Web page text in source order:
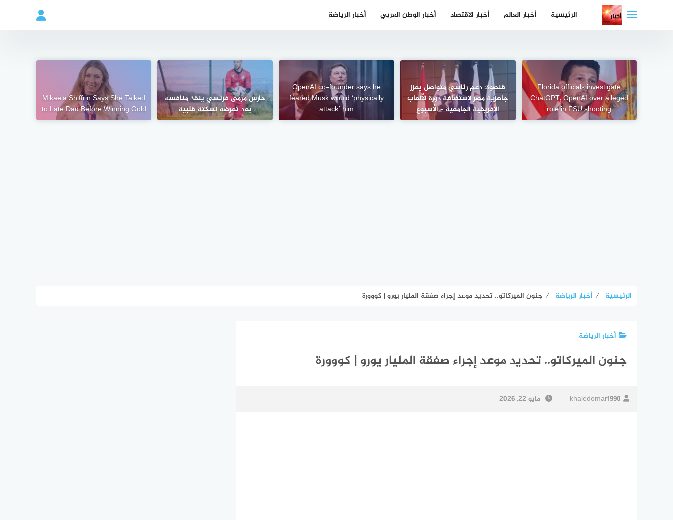
الرئيسية أخبار العالم أخبار الاقتصاد أخبار الوطن العربي أخبار الرياضة
Florida officials investigate
ChatGPT, OpenAI over alleged
role in FSU shooting
قنصوة: دعم رئاسي متواصل يعزز
جاهزية مصر لاستضافة دورة الألعاب
الإفريقية الجامعية – الأسبوع
OpenAI co-founder says he
feared Musk would ‘physically
attack’ him
حارس مرمى فرنسي ينقذ منافسه
بعد تعرضه لسكتة قلبية
Mikaela Shiffrin Says She Talked
to Late Dad Before Winning Gold
الرئيسية ⁄ أخبار الرياضة ⁄ جنون الميركاتو.. تحديد موعد إجراء صفقة المليار يورو | كووورة
أخبار الرياضة
جنون الميركاتو.. تحديد موعد إجراء صفقة المليار يورو | كووورة
khaledomar1990 مايو 22, 2026